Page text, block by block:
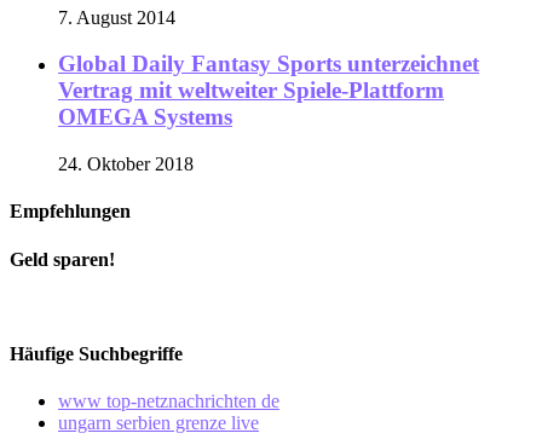
7. August 2014
Global Daily Fantasy Sports unterzeichnet
Vertrag mit weltweiter Spiele-Plattform
OMEGA Systems
24. Oktober 2018
Empfehlungen
Geld sparen!
Häufige Suchbegriffe
www top-netznachrichten de
ungarn serbien grenze live